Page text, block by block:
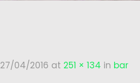
27/04/2016 at 251 × 134 in bar